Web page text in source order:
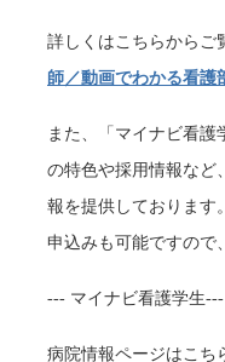
詳しくはこちらから
師／動画でわかる看護
また、「マイナビ看護
の特色や採用情報など
報を提供しております
申込みも可能ですので
--- マイナビ看護学生---
病院情報ページはこち